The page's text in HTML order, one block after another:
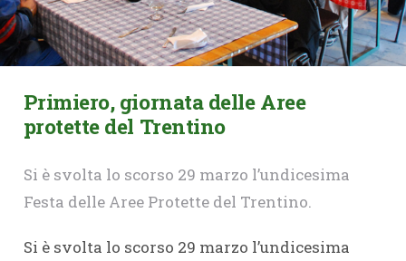
Primiero, giornata delle Aree
protette del Trentino
Si è svolta lo scorso 29 marzo l’undicesima
Festa delle Aree Protette del Trentino.
Si è svolta lo scorso 29 marzo l’undicesima